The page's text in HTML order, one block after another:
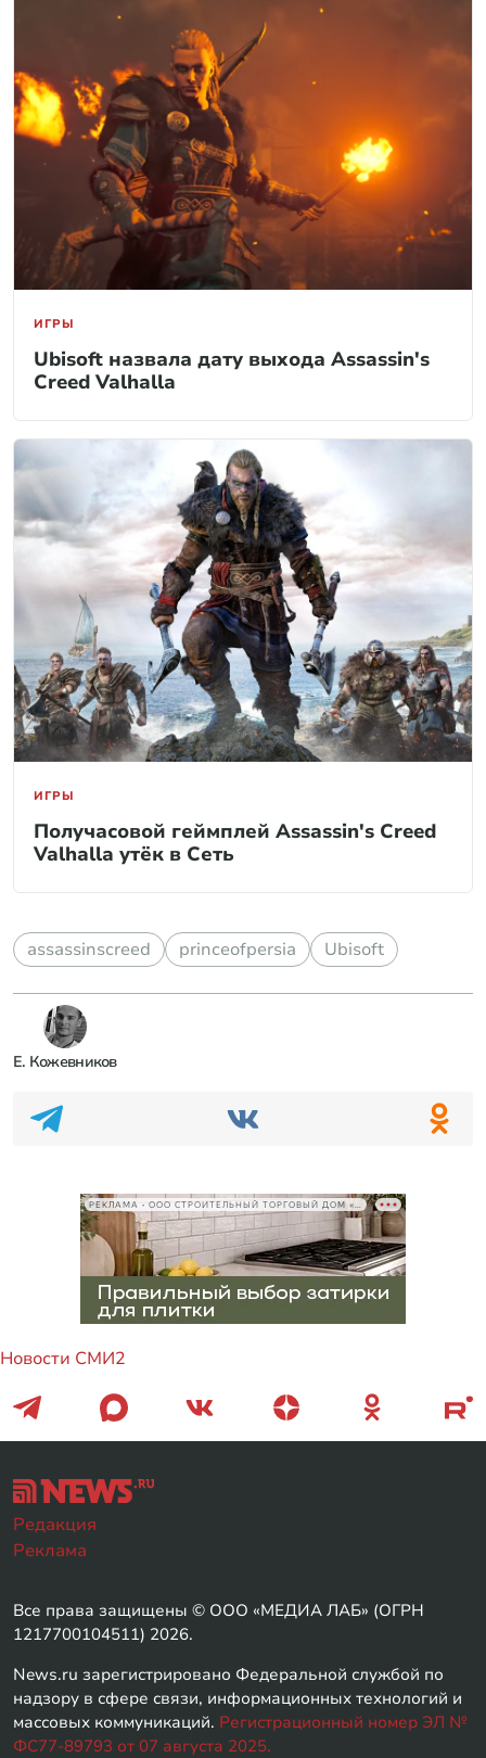
ИГРЫ
Ubisoft назвала дату выхода Assassin's
Creed Valhalla
ИГРЫ
Получасовой геймплей Assassin's Creed
Valhalla утёк в Сеть
assassinscreed princeofpersia Ubisoft
Е. Кожевников
РЕКЛАМА • ООО СТРОИТЕЛЬНЫЙ ТОРГОВЫЙ ДОМ «ПЕТРОВИЧ», ИНН 7802348846
Новости СМИ2
Редакция
Реклама
Все права защищены © ООО «МЕДИА ЛАБ» (ОГРН
1217700104511) 2026.
News.ru зарегистрировано Федеральной службой по
надзору в сфере связи, информационных технологий и
массовых коммуникаций. Регистрационный номер ЭЛ №
ФС77-89793 от 07 августа 2025.